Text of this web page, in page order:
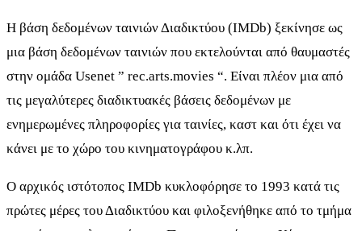
Η βάση δεδομένων ταινιών Διαδικτύου (IMDb) ξεκίνησε ως
μια βάση δεδομένων ταινιών που εκτελούνται από θαυμαστές
στην ομάδα Usenet ” rec.arts.movies “. Είναι πλέον μια από
τις μεγαλύτερες διαδικτυακές βάσεις δεδομένων με
ενημερωμένες πληροφορίες για ταινίες, καστ και ότι έχει να
κάνει με το χώρο του κινηματογράφου κ.λπ.
Ο αρχικός ιστότοπος IMDb κυκλοφόρησε το 1993 κατά τις
πρώτες μέρες του Διαδικτύου και φιλοξενήθηκε από το τμήμα